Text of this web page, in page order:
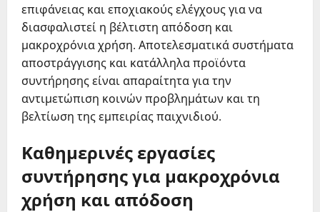
επιφάνειας και εποχιακούς ελέγχους για να
διασφαλιστεί η βέλτιστη απόδοση και
μακροχρόνια χρήση. Αποτελεσματικά συστήματα
αποστράγγισης και κατάλληλα προϊόντα
συντήρησης είναι απαραίτητα για την
αντιμετώπιση κοινών προβλημάτων και τη
βελτίωση της εμπειρίας παιχνιδιού.
Καθημερινές εργασίες
συντήρησης για μακροχρόνια
χρήση και απόδοση